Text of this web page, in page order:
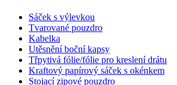
Sáček s výlevkou
Tvarované pouzdro
Kabelka
Utěsnění boční kapsy
Třpytivá fólie/fólie pro kreslení drátu
Kraftový papírový sáček s okénkem
Stojací zipové pouzdro